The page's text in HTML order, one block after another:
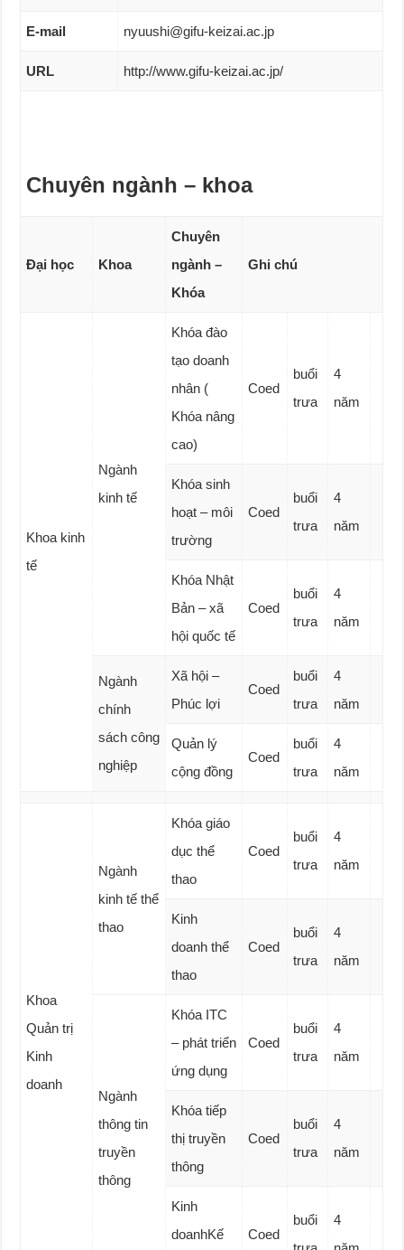
E-mail nyuushi@gifu-keizai.ac.jp
URL http://www.gifu-keizai.ac.jp/
Chuyên ngành – khoa
Đại học Khoa
Chuyên
ngành –
Khóa
Ghi chú
Khoa kinh
tế
Ngành
kinh tế
Khóa đào
tạo doanh
nhân (
Khóa nâng
cao)
Coed
buổi
trưa
4
năm
Khóa sinh
hoạt – môi
trường
Coed
buổi
trưa
4
năm
Khóa Nhật
Bản – xã
hội quốc tế
Coed
buổi
trưa
4
năm
Ngành
chính
sách công
nghiệp
Xã hội –
Phúc lợi
Coed
buổi
trưa
4
năm
Quản lý
cộng đồng
Coed
buổi
trưa
4
năm
Khoa
Quản trị
Kinh
doanh
Ngành
kinh tế thể
thao
Khóa giáo
dục thể
thao
Coed
buổi
trưa
4
năm
Kinh
doanh thể
thao
Coed
buổi
trưa
4
năm
Ngành
thông tin
truyền
thông
Khóa ITC
– phát triển
ứng dụng
Coed
buổi
trưa
4
năm
Khóa tiếp
thị truyền
thông
Coed
buổi
trưa
4
năm
Kinh
doanhKế
Coed
buổi
4